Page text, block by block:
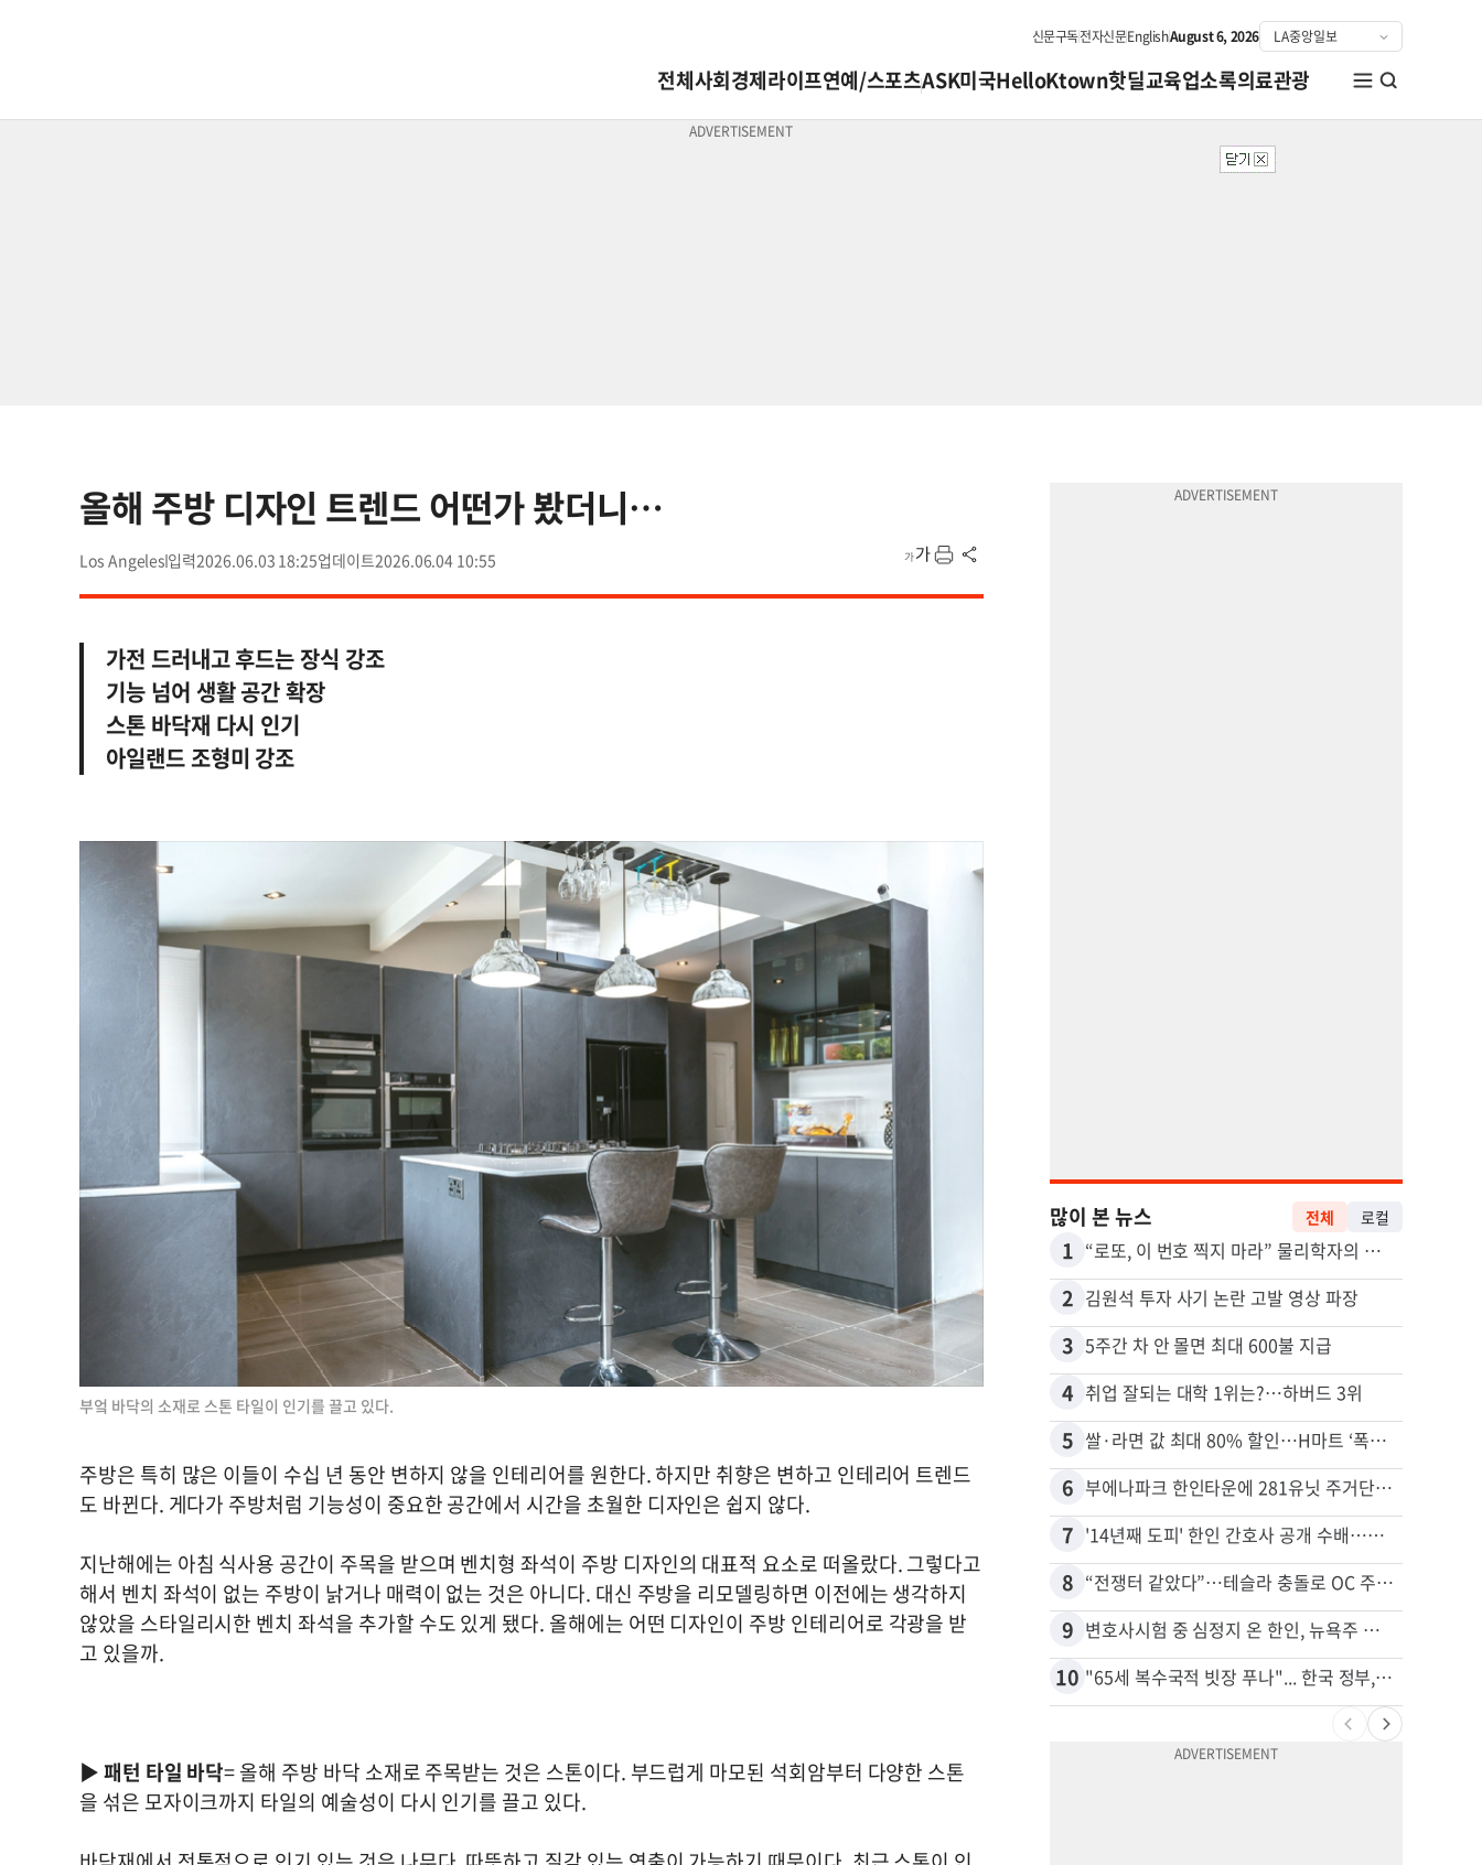
신문구독전자신문EnglishAugust 6, 2026
전체사회경제라이프연예/스포츠ASK미국HelloKtown핫딜교육업소록의료관광
올해 주방 디자인 트렌드 어떤가 봤더니…
Los Angeles 2026.06.03 18:25 2026.06.04 10:55
가전 드러내고 후드는 장식 강조
기능 넘어 생활 공간 확장
스톤 바닥재 다시 인기
아일랜드 조형미 강조
부엌 바닥의 소재로 스톤 타일이 인기를 끌고 있다.
주방은 특히 많은 이들이 수십 년 동안 변하지 않을 인테리어를 원한다. 하지만 취향은 변하고 인테리어 트렌드
도 바뀐다. 게다가 주방처럼 기능성이 중요한 공간에서 시간을 초월한 디자인은 쉽지 않다.
지난해에는 아침 식사용 공간이 주목을 받으며 벤치형 좌석이 주방 디자인의 대표적 요소로 떠올랐다. 그렇다고
해서 벤치 좌석이 없는 주방이 낡거나 매력이 없는 것은 아니다. 대신 주방을 리모델링하면 이전에는 생각하지
않았을 스타일리시한 벤치 좌석을 추가할 수도 있게 됐다. 올해에는 어떤 디자인이 주방 인테리어로 각광을 받
고 있을까.
▶패턴 타일 바닥= 올해 주방 바닥 소재로 주목받는 것은 스톤이다. 부드럽게 마모된 석회암부터 다양한 스톤
을 섞은 모자이크까지 타일의 예술성이 다시 인기를 끌고 있다.
많이 본 뉴스 전체 로컬
1 “로또, 이 번호 찍지 마라” 물리학자의 당첨금 높이는 비밀
2 김원석 투자 사기 논란 고발 영상 파장
3 5주간 차 안 몰면 최대 600불 지급
4 취업 잘되는 대학 1위는?…하버드 3위
5 쌀·라면 값 최대 80% 할인…H마트 ‘폭탄 세일’
6 부에나파크 한인타운에 281유닛 주거단지 들어선다
7 '14년째 도피' 한인 간호사 공개 수배…메디케어 사기 유죄
8 “전쟁터 같았다”…테슬라 충돌로 OC 주택 4채 파손
9 변호사시험 중 심정지 온 한인, 뉴욕주 제소
10 "65세 복수국적 빗장 푸나"... 한국 정부, 연령 완화 전면 추진